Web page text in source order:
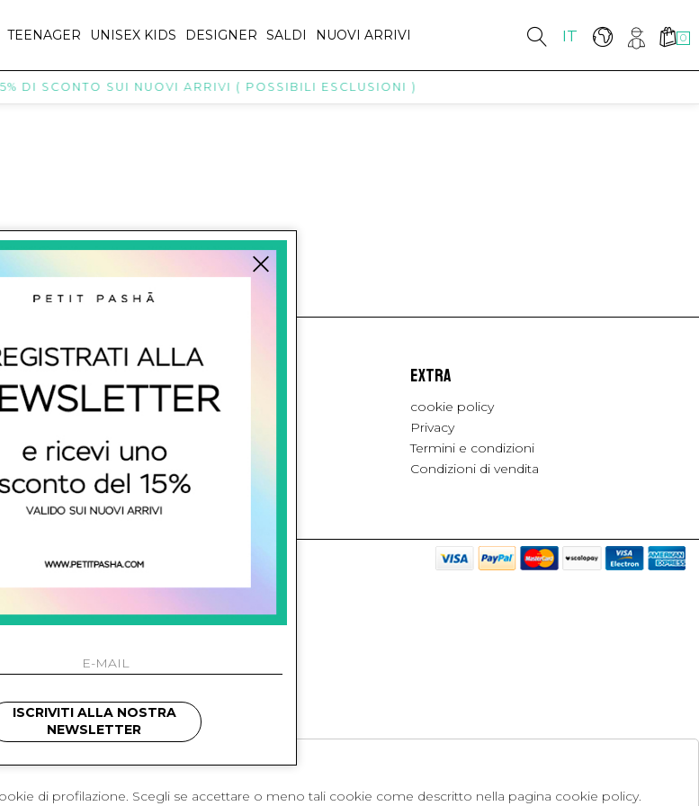
IT 0
TEENAGER UNISEX KIDS DESIGNER SALDI NUOVI ARRIVI
DI SCONTO SUI NUOVI ARRIVI ( POSSIBILI ESCLUSIONI )
L'azienda
Contatti
Pagamenti
Spedizione
EXTRA
cookie policy
Privacy
Termini e condizioni
Condizioni di vendita
ISCRIVITI ALLA NOSTRA
NEWSLETTER
di profilazione. Scegli se accettare o meno tali cookie come descritto nella pagina cookie policy.